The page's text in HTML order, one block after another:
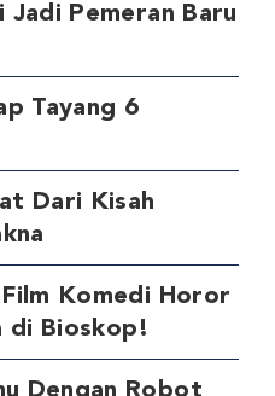
Jadi Pemeran Baru
Tayang 6
Dari Kisah
Komedi Horor
di Bioskop!
Dengan Robot